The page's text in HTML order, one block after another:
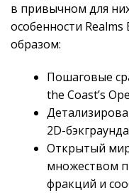
в привычном для
особенности
образом:
Пошаговые
the Coast’s
2D-
Открытый
множеством
фракций и